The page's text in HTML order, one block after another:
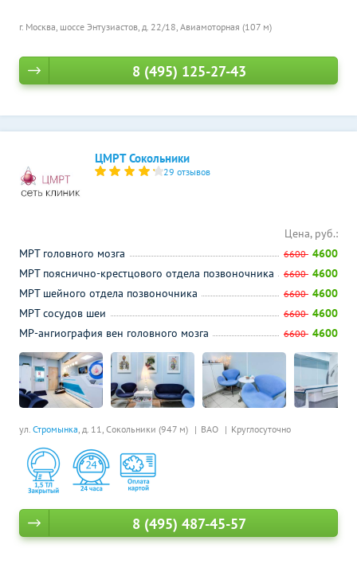
г. Москва, шоссе Энтузиастов, д. 22/18, Авиамоторная (107 м)
8 (495) 125-27-43
ЦМРТ Сокольники
29 отзывов
ул. Стромынка, д. 11, Сокольники (947 м) ВАО Круглосуточно
Цена, руб.:
МРТ головного мозга
6600 4600
МРТ пояснично-крестцового отдела позвоночника
6600 4600
МРТ шейного отдела позвоночника
6600 4600
МРТ сосудов шеи
6600 4600
МР-ангиография вен головного мозга
6600 4600
8 (495) 487-45-57